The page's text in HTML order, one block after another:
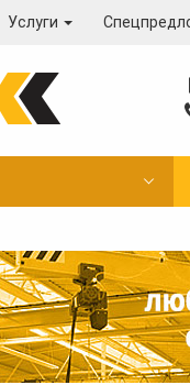
Услуги